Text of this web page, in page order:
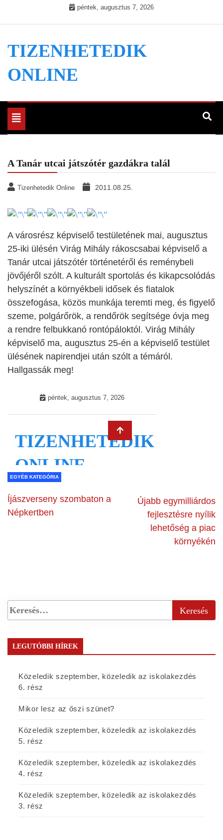
péntek, augusztus 7, 2026
TIZENHETEDIK
ONLINE
Toggle
navigation
A Tanár utcai játszótér gazdákra talál
Tizenhetedik Online 2011.08.25.
A városrész képviselő testületének mai, augusztus
25-iki ülésén Virág Mihály rákoscsabai képviselő a
Tanár utcai játszótér történetéről és reménybeli
jövőjéről szólt. A kulturált sportolás és kikapcsolódás
helyszínét a környékbeli idősek és fiatalok
összefogása, közös munkája teremti meg, és figyelő
szeme, polgárőrök, a rendőrök segítsége óvja meg
a rendre felbukkanó rontópáloktól. Virág Mihály
képviselő ma, augusztus 25-én a képviselő testület
ülésének napirendjei után szólt a témáról.
Hallgassák meg!
EGYÉB KATEGÓRIA
Íjászverseny szombaton a
Népkertben
Újabb egymilliárdos
fejlesztésre nyílik
lehetőség a piac
környékén
LEGUTÓBBI HÍREK
Közeledik szeptember, közeledik az iskolakezdés
6. rész
Mikor lesz az őszi szünet?
Közeledik szeptember, közeledik az iskolakezdés
5. rész
Közeledik szeptember, közeledik az iskolakezdés
4. rész
Közeledik szeptember, közeledik az iskolakezdés
3. rész